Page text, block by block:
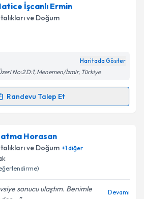
Saz için randevu takvimi talebi
uzmandan randevu almanız için bir
e-posta ile bilgilendireceğiz.
işlenmesine ilişkin
ve kişisel verilerimin belirtilen
Talebini Gönder
İşcanlı Ermin
ve Doğum
Haritada Göster
No:2 D:1, Menemen/İzmir, Türkiye
Randevu Talep Et
Talebi
Erminiçin randevu takvimi
bu uzmandan randevu almanız
e-posta ile
Horasan
ve Doğum +1diğer
sonucu ulaştım. Benimle
Devamı